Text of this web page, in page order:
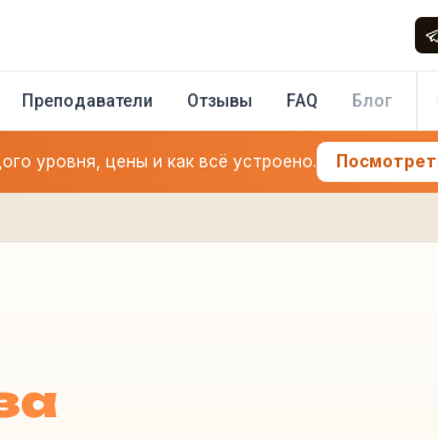
Преподаватели Отзывы FAQ Блог
уровня, цены и как всё устроено.